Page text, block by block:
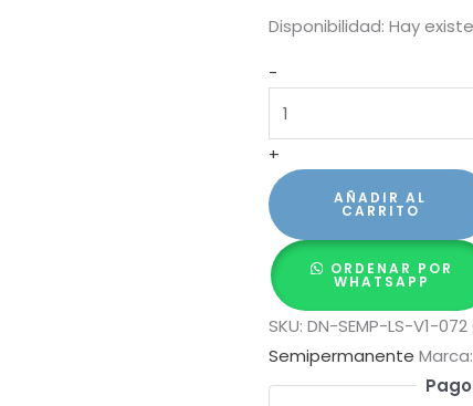
Disponibilidad: Hay
-
15ml
-
#72
cantidad
+
AÑADIR AL
CARRITO
ORDENAR POR
WHATSAPP
SKU:DN-SEMP-LS-V1-072
Semipermanente